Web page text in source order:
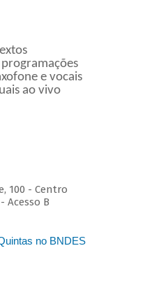
e vocais
ao vivo
100 - Centro
Acesso B
no BNDES